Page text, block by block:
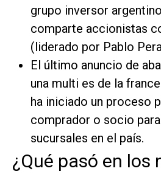
grupo inversor
comparte accionistas
(liderado por Pablo
El último anuncio de
una multi es de la
ha iniciado un proceso
comprador o socio
sucursales en el país.
¿Qué pasó en los